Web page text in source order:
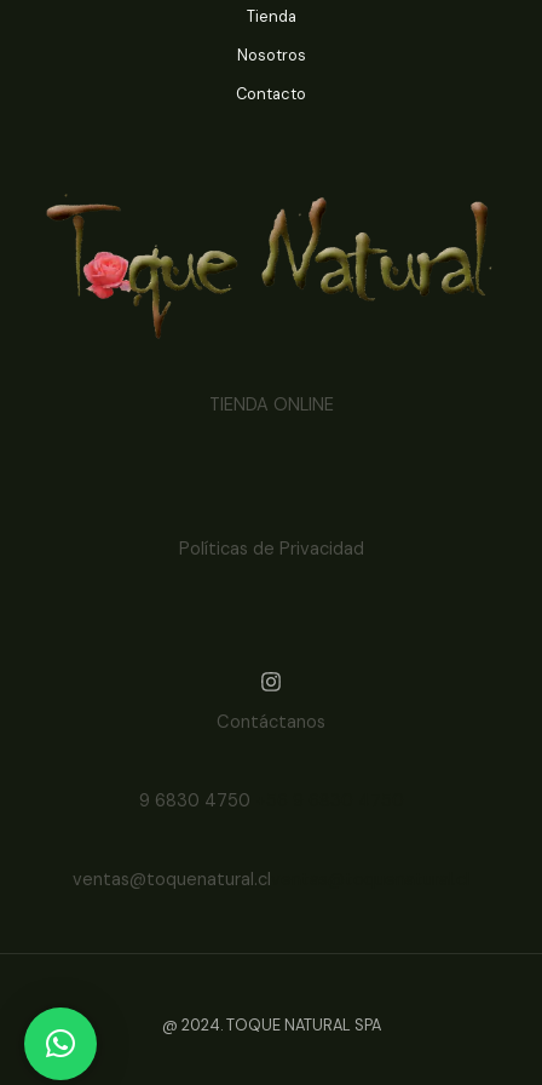
Tienda
Nosotros
Contacto
TIENDA ONLINE
Políticas de Privacidad
Contáctanos
9 6830 4750
ventas@toquenatural.cl
@ 2024. TOQUE NATURAL SPA